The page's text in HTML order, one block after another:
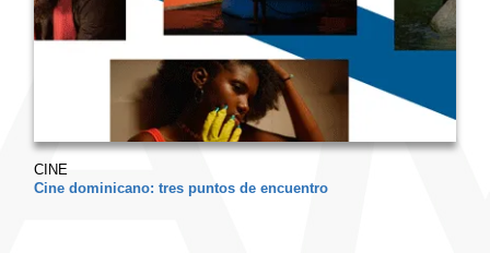
CINE
Cine dominicano: tres puntos de encuentro